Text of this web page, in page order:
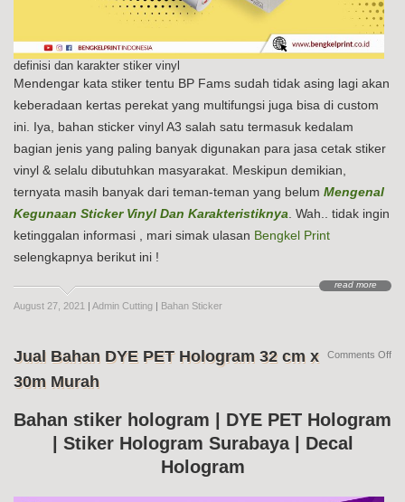
definisi dan karakter stiker vinyl
Mendengar kata stiker tentu BP Fams sudah tidak asing lagi akan
keberadaan kertas perekat yang multifungsi juga bisa di custom
ini. Iya, bahan sticker vinyl A3 salah satu termasuk kedalam
bagian jenis yang paling banyak digunakan para jasa cetak stiker
vinyl & selalu dibutuhkan masyarakat. Meskipun demikian,
ternyata masih banyak dari teman-teman yang belum Mengenal
Kegunaan Sticker Vinyl Dan Karakteristiknya. Wah.. tidak ingin
ketinggalan informasi , mari simak ulasan Bengkel Print
selengkapnya berikut ini !
read more
August 27, 2021 Admin Cutting Bahan Sticker
Jual Bahan DYE PET Hologram 32 cm x
30m Murah
Bahan stiker hologram | DYE PET Hologram
| Stiker Hologram Surabaya | Decal
Hologram
Comments Offon